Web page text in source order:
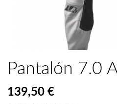
Pantalón 7.0
139,50 €